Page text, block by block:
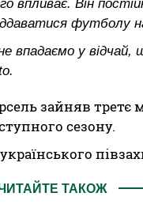
впливає. Він
футболу
впадаємо у відчай,
зайняв третє
сезону.
ТАКОЖ